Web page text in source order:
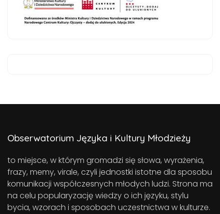
Obserwatorium Języka i Kultury Młodzieży
to miejsce, w którym gromadzi się słowa, wyrażenia,
frazy, memy, virale, czyli jednostki istotne dla sposobu
komunikacji współczesnych młodych ludzi. Strona ma
na celu popularyzację wiedzy o ich języku, stylu
bycia, wzorach i sposobach uczestnictwa w kulturze.